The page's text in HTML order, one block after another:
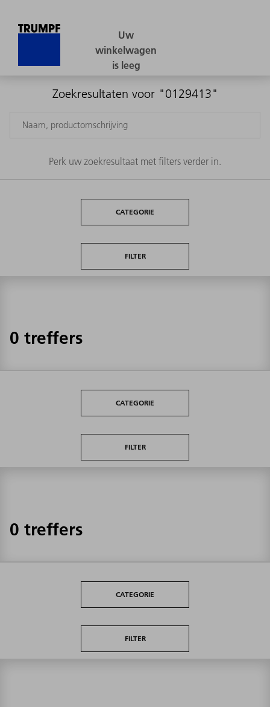
Zoekresultaten voor "0129413"
Perk uw zoekresultaat met filters verder in.
CATEGORIE
FILTER
0 treffers
CATEGORIE
FILTER
0 treffers
CATEGORIE
FILTER